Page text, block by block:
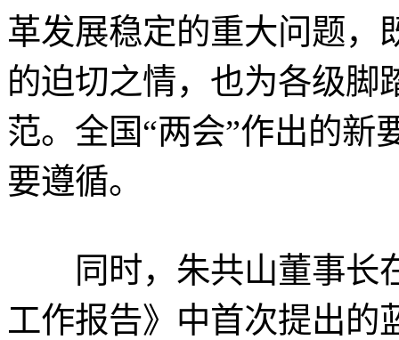
革发展稳定的重大问题，
的迫切之情，也为各级脚
范。全国“两会”作出的新
要遵循。
同时，朱共山董事长
工作报告》中首次提出的